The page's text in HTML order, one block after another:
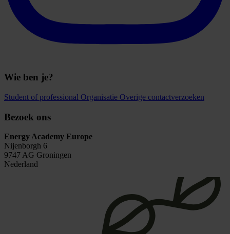
Wie ben je?
Student of professional Organisatie Overige contactverzoeken
Bezoek ons
Energy Academy Europe
Nijenborgh 6
9747 AG Groningen
Nederland